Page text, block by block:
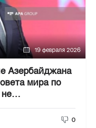
19 февраля 2026
Азербайджана
мира по
0